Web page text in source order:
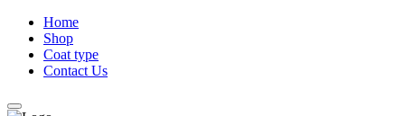
Home
Shop
Coat type
Contact Us